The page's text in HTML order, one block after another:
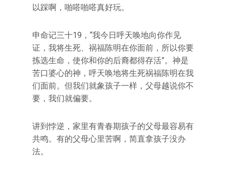
以踩啊，啪嗒啪嗒真好玩。
申命记三十19，“我今日呼天唤地向你作见
证，我将生死、祸福陈明在你面前，所以你要
拣选生命，使你和你的后裔都得存活”。神是
苦口婆心的神，呼天唤地将生死祸福陈明在我
们面前。但我们就象孩子一样，父母越说你不
要，我们就偏要。
讲到悖逆，家里有青春期孩子的父母最容易有
共鸣。有的父母心里苦啊，简直拿孩子没办
法。